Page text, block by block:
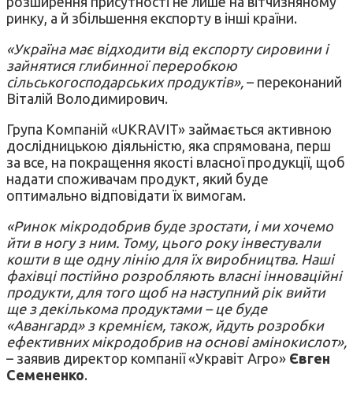
ринку, а й збільшення експорту в інші країни.
«Україна має відходити від експорту сировини і
зайнятися глибинної переробкою
сільськогосподарських продуктів», – переконаний
Віталій Володимирович.
Група Компаній «UKRAVIT» займається активною
дослідницькою діяльністю, яка спрямована, перш
за все, на покращення якості власної продукції, щоб
надати споживачам продукт, який буде
оптимально відповідати їх вимогам.
«Ринок мікродобрив буде зростати, і ми хочемо
йти в ногу з ним. Тому, цього року інвестували
кошти в ще одну лінію для їх виробництва. Наші
фахівці постійно розробляють власні інноваційні
продукти, для того щоб на наступний рік вийти
ще з декількома продуктами – це буде
«Авангард» з кремнієм, також, йдуть розробки
ефективних мікродобрив на основі амінокислот»,
– заявив директор компанії «Укравіт Агро» Євген
Семененко.